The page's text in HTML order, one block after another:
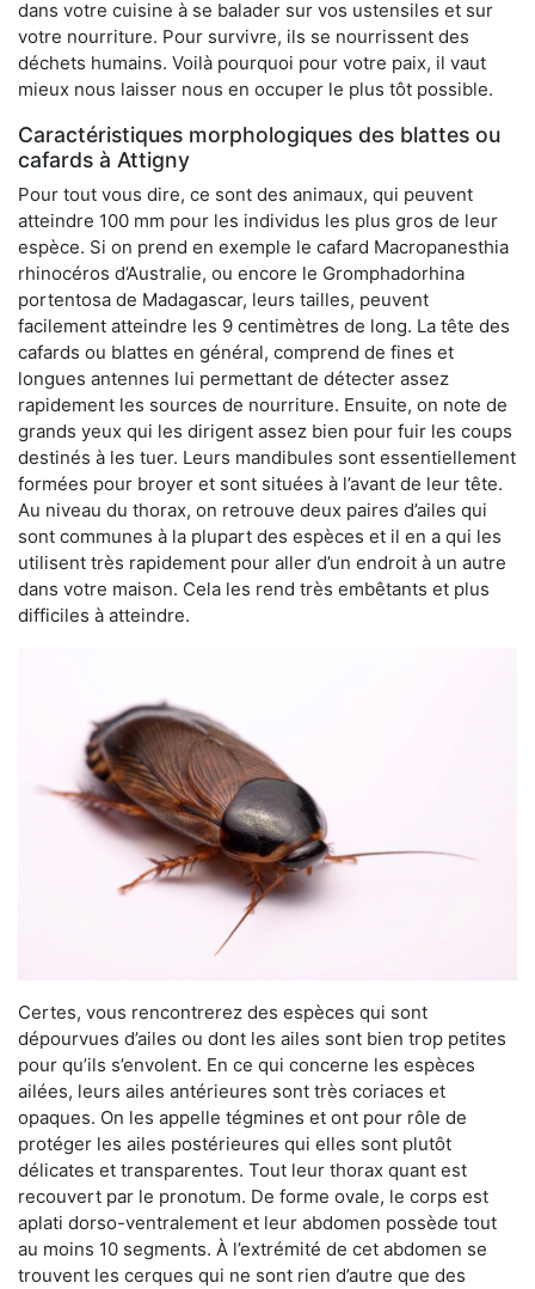
dans votre cuisine à se balader sur vos ustensiles et sur
votre nourriture. Pour survivre, ils se nourrissent des
déchets humains. Voilà pourquoi pour votre paix, il vaut
mieux nous laisser nous en occuper le plus tôt possible.
Caractéristiques morphologiques des blattes ou
cafards à Attigny
Pour tout vous dire, ce sont des animaux, qui peuvent
atteindre 100 mm pour les individus les plus gros de leur
espèce. Si on prend en exemple le cafard Macropanesthia
rhinocéros d’Australie, ou encore le Gromphadorhina
portentosa de Madagascar, leurs tailles, peuvent
facilement atteindre les 9 centimètres de long. La tête des
cafards ou blattes en général, comprend de fines et
longues antennes lui permettant de détecter assez
rapidement les sources de nourriture. Ensuite, on note de
grands yeux qui les dirigent assez bien pour fuir les coups
destinés à les tuer. Leurs mandibules sont essentiellement
formées pour broyer et sont situées à l’avant de leur tête.
Au niveau du thorax, on retrouve deux paires d’ailes qui
sont communes à la plupart des espèces et il en a qui les
utilisent très rapidement pour aller d’un endroit à un autre
dans votre maison. Cela les rend très embêtants et plus
difficiles à atteindre.
Certes, vous rencontrerez des espèces qui sont
dépourvues d’ailes ou dont les ailes sont bien trop petites
pour qu’ils s’envolent. En ce qui concerne les espèces
ailées, leurs ailes antérieures sont très coriaces et
opaques. On les appelle tégmines et ont pour rôle de
protéger les ailes postérieures qui elles sont plutôt
délicates et transparentes. Tout leur thorax quant est
recouvert par le pronotum. De forme ovale, le corps est
aplati dorso-ventralement et leur abdomen possède tout
au moins 10 segments. À l’extrémité de cet abdomen se
trouvent les cerques qui ne sont rien d’autre que des